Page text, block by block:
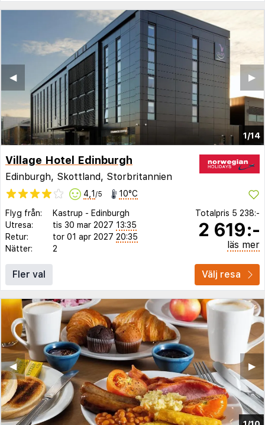
1/14
▶︎
◀︎
Village Hotel Edinburgh
Edinburgh, Skottland, Storbritannien
4,1 /5 10°C
Flyg från: Kastrup - Edinburgh
Utresa:
tis 30 mar 2027 13:35
Retur:
tor 01 apr 2027 20:35
Nätter:
2
Totalpris 5 238:-
2 619:-
läs mer
Fler val Välj resa
▶︎
◀︎